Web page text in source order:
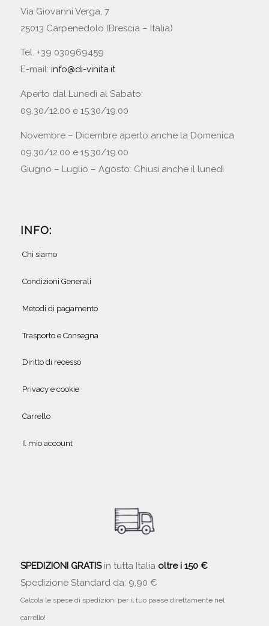
Via Giovanni Verga, 7
25013 Carpenedolo (Brescia – Italia)
Tel. +39 030969459
E-mail: info@di-vinita.it
Aperto dal Lunedì al Sabato:
09.30/12.00 e 15.30/19.00
Novembre – Dicembre aperto anche la Domenica
09.30/12.00 e 15.30/19.00
Giugno – Luglio – Agosto: Chiusi anche il lunedì
INFO:
Chi siamo
Condizioni Generali
Metodi di pagamento
Trasporto e Consegna
Diritto di recesso
Privacy e cookie
Carrello
Il mio account
SPEDIZIONI GRATISin tutta Italia oltre i 150 €
Spedizione Standard da: 9,90 €
Calcola le spese di spedizioni per il tuo paese direttamente nel
carrello!